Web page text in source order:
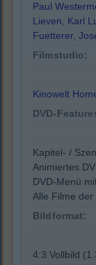
Paul
Lieven, Karl
Fuetterer,
Filmstudio:
Kinowelt
DVD-
Kapitel- /
Animiertes
DVD-Menü
Alle Filme
Bildformat:
4:3 Vollbild